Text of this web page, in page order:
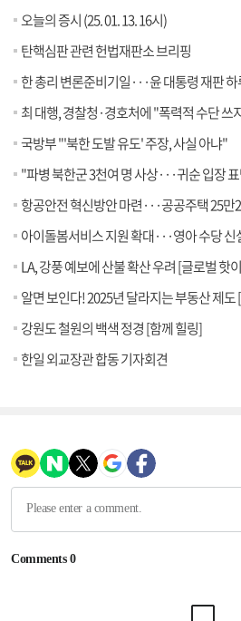
오늘의 증시 (25. 01. 13. 16시)
탄핵심판 관련 헌법재판소 브리핑
한 총리 변론준비기일···윤 대통령 재판
최 대행, 경찰청·경호처에 "폭력적 수단 쓰
국방부 "'북한 도발 유도' 주장, 사실 아냐"
"파병 북한군 3천여 명 사상···귀순 입장
항공안전 혁신방안 마련···공공주택 25만
아이돌봄서비스 지원 확대···영아 수당 신
LA, 강풍 예보에 산불 확산 우려 [글로벌 핫
알면 보인다! 2025년 달라지는 부동산 제도
강원도 철원의 백색 정경 [함께 힐링]
한일 외교장관 합동 기자회견